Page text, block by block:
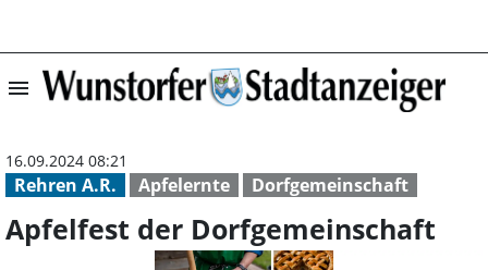
menu Apfelfest der
Rehren A.R. Apfelernte Dorfgemeinschaft
16.09.2024 08:21
Apfelfest der Dorfgemeinschaft